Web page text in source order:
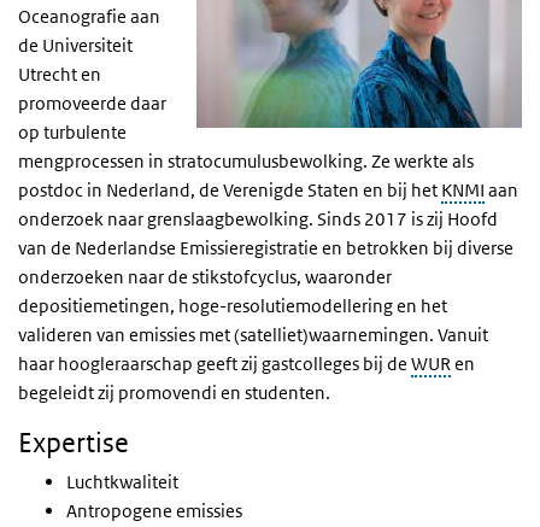
Oceanografie aan
de Universiteit
Utrecht en
promoveerde daar
op turbulente
mengprocessen in stratocumulusbewolking. Ze werkte als
postdoc in Nederland, de Verenigde Staten en bij het KNMI aan
onderzoek naar grenslaagbewolking. Sinds 2017 is zij Hoofd
van de Nederlandse Emissieregistratie en betrokken bij diverse
onderzoeken naar de stikstofcyclus, waaronder
depositiemetingen, hoge-resolutiemodellering en het
valideren van emissies met (satelliet)waarnemingen. Vanuit
haar hoogleraarschap geeft zij gastcolleges bij de WURen
begeleidt zij promovendi en studenten.
Expertise
Luchtkwaliteit
Antropogene emissies